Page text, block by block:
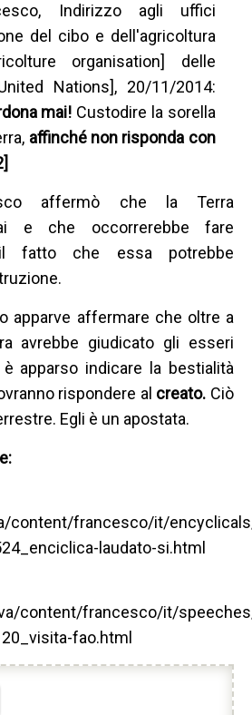
Indirizzo agli uffici
del cibo e dell'agricoltura
organisation] delle
Nations], 20/11/2014:
mai! Custodire la sorella
affinché non risponda con
affermò che la Terra
e che occorrerebbe fare
fatto che essa potrebbe
apparve affermare che oltre a
avrebbe giudicato gli esseri
apparso indicare la bestialità
rispondere al creato. Ciò
Egli è un apostata.
content/francesco/it/
laudato-si.html
content/francesco/it/
fao.html